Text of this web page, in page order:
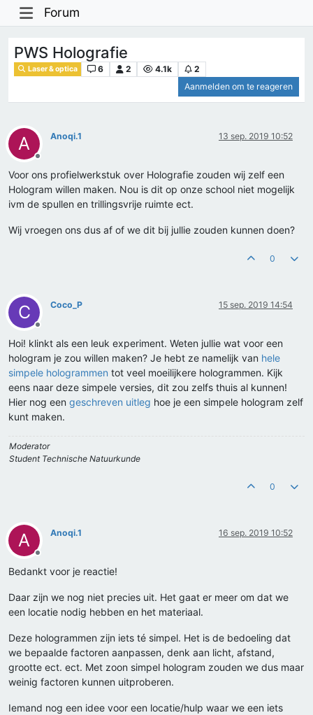
Forum
PWS Holografie
Laser & optica 6 2 4.1k
2
Aanmelden om te reageren
A
Offline
Anoqi.1 13 sep. 2019 10:52
Voor ons profielwerkstuk over Holografie zouden wij zelf een
Hologram willen maken. Nou is dit op onze school niet mogelijk
ivm de spullen en trillingsvrije ruimte ect.
Wij vroegen ons dus af of we dit bij jullie zouden kunnen doen?
0
C
Offline
Coco_P 15 sep. 2019 14:54
Hoi! klinkt als een leuk experiment. Weten jullie wat voor een
hologram je zou willen maken? Je hebt ze namelijk van hele
simpele hologrammen tot veel moeilijkere hologrammen. Kijk
eens naar deze simpele versies, dit zou zelfs thuis al kunnen!
Hier nog een geschreven uitleg hoe je een simpele hologram zelf
kunt maken.
Moderator
Student Technische Natuurkunde
0
A
Offline
Anoqi.1 16 sep. 2019 10:52
Bedankt voor je reactie!
Daar zijn we nog niet precies uit. Het gaat er meer om dat we
een locatie nodig hebben en het materiaal.
Deze hologrammen zijn iets té simpel. Het is de bedoeling dat
we bepaalde factoren aanpassen, denk aan licht, afstand,
grootte ect. ect. Met zoon simpel hologram zouden we dus maar
weinig factoren kunnen uitproberen.
Iemand nog een idee voor een locatie/hulp waar we een iets